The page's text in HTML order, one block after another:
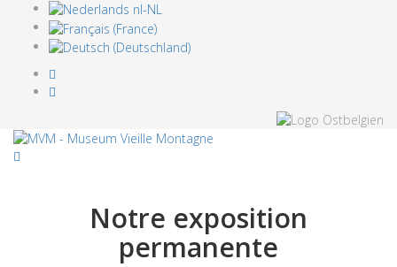
Notre exposition
permanente